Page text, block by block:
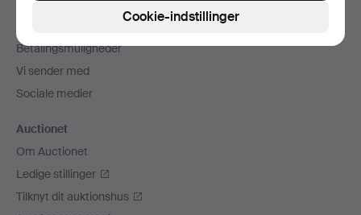
Kontakt supporten
Betalingsmuligheder
Vi sender med
Sociale medier
Auctionet
Om Auctionet
Ledige stillinger
Tilknyt dit auktionshus
Cookie-indstillinger